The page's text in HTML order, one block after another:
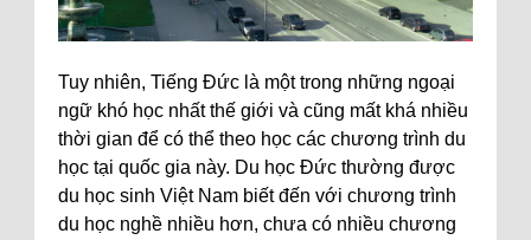
Tuy nhiên, Tiếng Đức là một trong những ngoại
ngữ khó học nhất thế giới và cũng mất khá nhiều
thời gian để có thể theo học các chương trình du
học tại quốc gia này. Du học Đức thường được
du học sinh Việt Nam biết đến với chương trình
du học nghề nhiều hơn, chưa có nhiều chương